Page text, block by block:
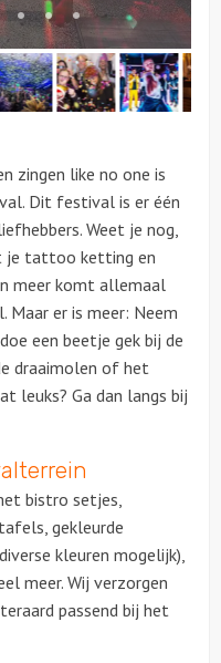
zingen like no one is
Dit festival is er één
Weet je nog,
je tattoo ketting en
meer komt allemaal
er is meer: Neem
een beetje gek bij de
draaimolen of het
leuks? Ga dan langs bij
bistro setjes,
gekleurde
kleuren mogelijk),
meer. Wij verzorgen
passend bij het